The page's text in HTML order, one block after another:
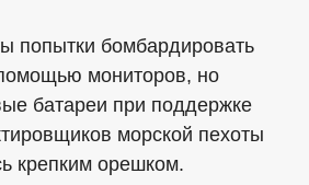
попытки бомбардировать
мониторов, но
батареи при поддержке
морской пехоты
крепким орешком.